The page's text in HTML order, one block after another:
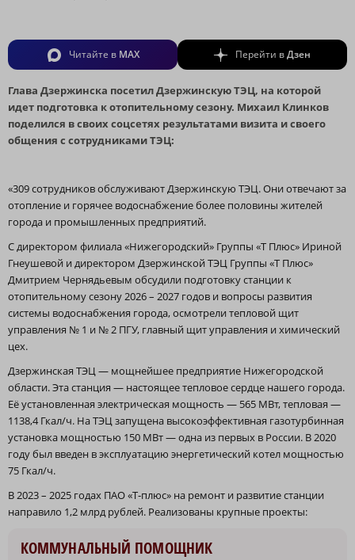
Читайте в MAX Перейти вДзен
Глава Дзержинска посетил Дзержинскую ТЭЦ, на которой
идет подготовка к отопительному сезону. Михаил Клинков
поделился в своих соцсетях результатами визита и своего
общения с сотрудниками ТЭЦ:
«309 сотрудников обслуживают Дзержинскую ТЭЦ. Они отвечают за
отопление и горячее водоснабжение более половины жителей
города и промышленных предприятий.
С директором филиала «Нижегородский» Группы «Т Плюс» Ириной
Гнеушевой и директором Дзержинской ТЭЦ Группы «Т Плюс»
Дмитрием Чернядьевым обсудили подготовку станции к
отопительному сезону 2026 – 2027 годов и вопросы развития
системы водоснабжения города, осмотрели тепловой щит
управления № 1 и № 2 ПГУ, главный щит управления и химический
цех.
Дзержинская ТЭЦ — мощнейшее предприятие Нижегородской
области. Эта станция — настоящее тепловое сердце нашего города.
Её установленная электрическая мощность — 565 МВт, тепловая —
1138,4 Гкал/ч. На ТЭЦ запущена высокоэффективная газотурбинная
установка мощностью 150 МВт — одна из первых в России. В 2020
году был введен в эксплуатацию энергетический котел мощностью
75 Гкал/ч.
В 2023 – 2025 годах ПАО «Т‑плюс» на ремонт и развитие станции
направило 1,2 млрд рублей. Реализованы крупные проекты:
КОММУНАЛЬНЫЙ ПОМОЩНИК